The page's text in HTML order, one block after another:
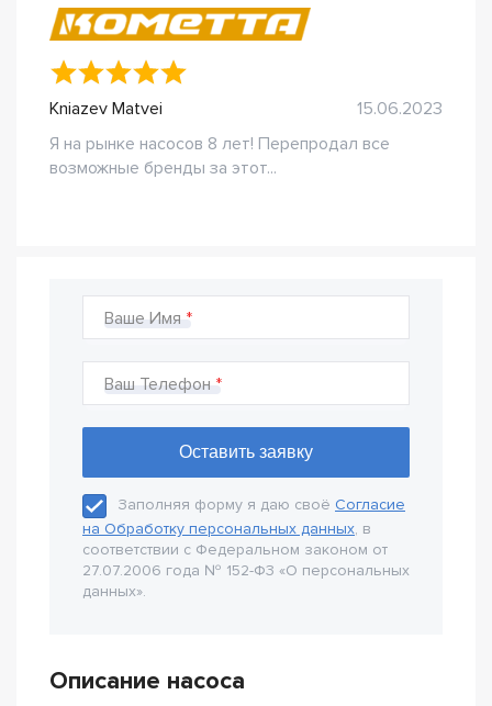
Kniazev Matvei
15.06.2023
Я на рынке насосов 8 лет! Перепродал все
возможные бренды за этот...
Ваше Имя
Ваш Телефон
Заполняя форму я даю своё Согласие
на Обработку персональных данных, в
соответствии с Федеральном законом от
27.07.2006 года № 152-Ф3 «О персональных
данных».
Описание насоса